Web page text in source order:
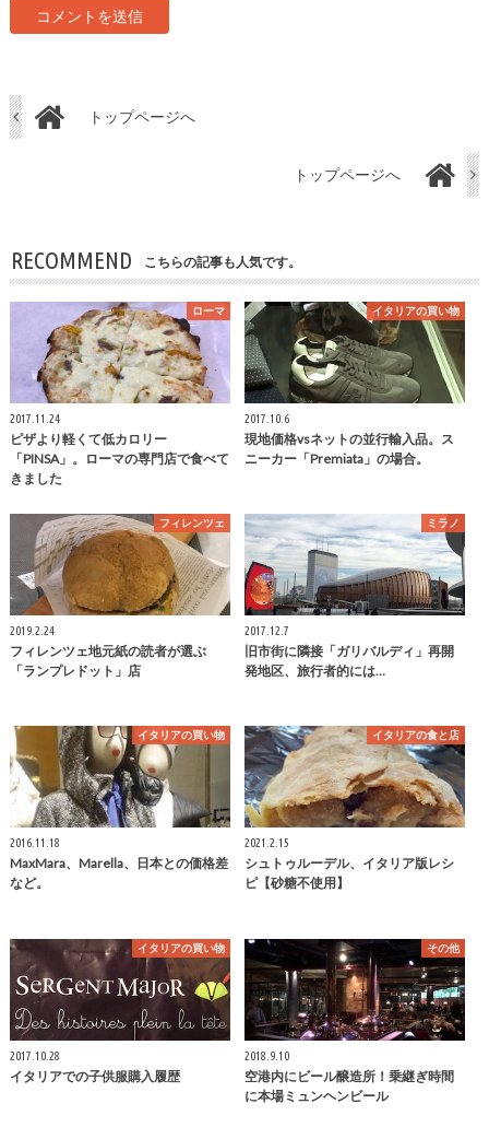
トップページへ
トップページへ
RECOMMEND こちらの記事も人気です。
ローマ
2017.11.24
ピザより軽くて低カロリー
「PINSA」。ローマの専門店で食べて
きました
イタリアの買い物
2017.10.6
現地価格vsネットの並行輸入品。ス
ニーカー「Premiata」の場合。
フィレンツェ
2019.2.24
フィレンツェ地元紙の読者が選ぶ
「ランプレドット」店
ミラノ
2017.12.7
旧市街に隣接「ガリバルディ」再開
発地区、旅行者的には…
イタリアの買い物
2016.11.18
MaxMara、Marella、日本との価格差
など。
イタリアの食と店
2021.2.15
シュトゥルーデル、イタリア版レシ
ピ【砂糖不使用】
イタリアの買い物
2017.10.28
イタリアでの子供服購入履歴
その他
2018.9.10
空港内にビール醸造所！乗継ぎ時間
に本場ミュンヘンビール